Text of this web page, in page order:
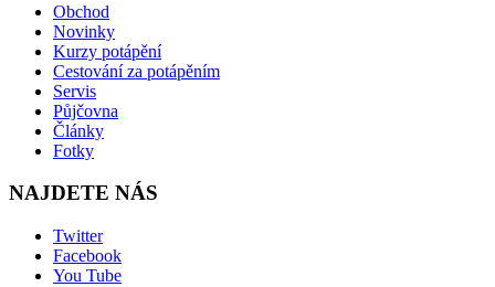
Obchod
Novinky
Kurzy potápění
Cestování za potápěním
Servis
Půjčovna
Články
Fotky
NAJDETE NÁS
Twitter
Facebook
You Tube